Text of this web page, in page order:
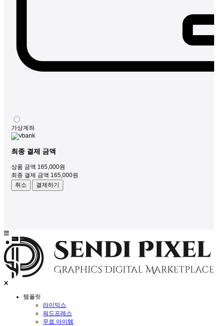
가상계좌
최종 결제 금액
상품 금액 165,000원
최종 결제 금액 165,000원
취소
결제하기
템플릿
라이믹스
워드프레스
무료 아이템